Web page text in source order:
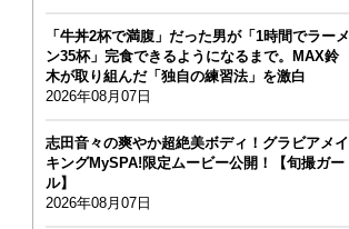
「牛丼2杯で満腹」だった男が「1時間でラーメ
ン35杯」完食できるようになるまで。MAX鈴
木が取り組んだ「独自の練習法」を激白
2026年08月07日
志田音々の爽やか超絶美ボディ！グラビアメイ
キングMySPA!限定ムービー公開！【旬撮ガー
ル】
2026年08月07日